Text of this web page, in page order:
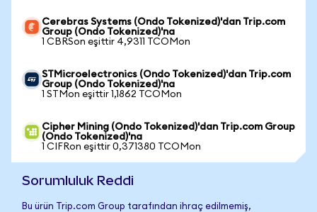
Cerebras Systems (Ondo Tokenized)'dan Trip.com
Group (Ondo Tokenized)'na
1 CBRSon eşittir 4,9311 TCOMon
STMicroelectronics (Ondo Tokenized)'dan Trip.com
Group (Ondo Tokenized)'na
1 STMon eşittir 1,1862 TCOMon
Cipher Mining (Ondo Tokenized)'dan Trip.com Group
(Ondo Tokenized)'na
1 CIFRon eşittir 0,371380 TCOMon
Sorumluluk Reddi
Bu ürün Trip.com Group tarafından ihraç edilmemiş,